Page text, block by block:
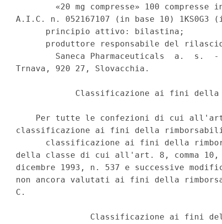
«20 mg compresse» 100 compresse
A.I.C. n. 052167107 (in base 10)
      principio attivo: bilastina;
produttore responsabile del
Saneca Pharmaceuticals  a.  s.
Trnava, 920 27, Slovacchia.
Classificazione ai fini
Per tutte le confezioni di cui
classificazione ai fini della
classificazione ai fini della
della classe di cui all'art. 8, comma
dicembre 1993, n. 537 e successive
non ancora valutati ai fini della
C.
Classificazione ai fini